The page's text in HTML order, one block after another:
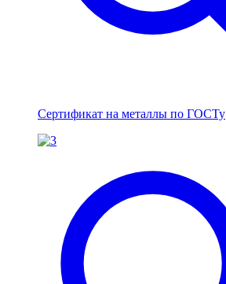
Сертификат на металлы по ГОСТу